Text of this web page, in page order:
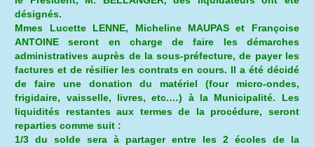
désignés.
Mmes Lucette LENNE, Micheline MAUPAS et Françoise
ANTOINE seront en charge de faire les démarches
administratives auprès de la sous-préfecture, de payer les
factures et de résilier les contrats en cours. Il a été décidé
de faire une donation du matériel (four micro-ondes,
frigidaire, vaisselle, livres, etc.…) à la Municipalité. Les
liquidités restantes aux termes de la procédure, seront
reparties comme suit :
1/3 du solde sera à partager entre les 2 écoles de la